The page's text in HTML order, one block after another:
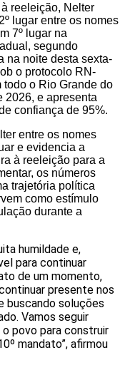
reeleição, Nelter
lugar entre os nomes
7º lugar na
segundo
na noite desta sexta-
o protocolo RN-
o Rio Grande do
2026, e apresenta
confiança de 95%.
entre os nomes
e evidencia a
à reeleição para a
os números
trajetória política
como estímulo
durante a
humildade e,
para continuar
de um momento,
presente nos
buscando soluções
Vamos seguir
povo para construir
mandato”, afirmou